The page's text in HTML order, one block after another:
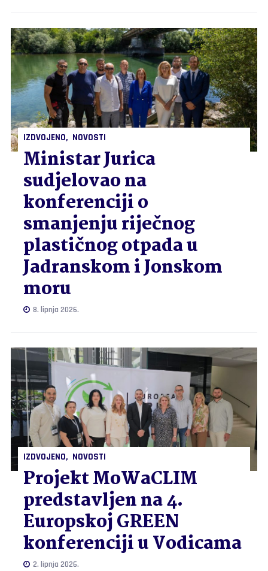
IZDVOJENO NOVOSTI
Ministar Jurica
sudjelovao na
konferenciji o
smanjenju riječnog
plastičnog otpada u
Jadranskom i Jonskom
moru
8. lipnja 2026.
IZDVOJENO NOVOSTI
Projekt MoWaCLIM
predstavljen na 4.
Europskoj GREEN
konferenciji u Vodicama
2. lipnja 2026.